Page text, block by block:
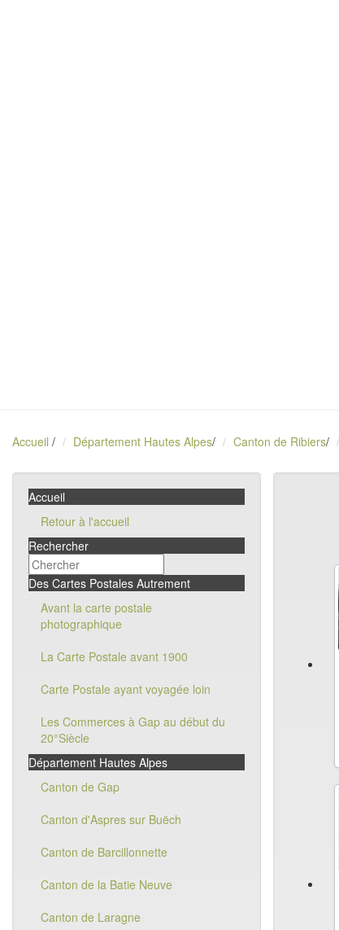
Accueil / Département Hautes Alpes/ Canton de Ribiers/
Accueil
Retour à l'accueil
Rechercher
Des Cartes Postales Autrement
Avant la carte postale
photographique
La Carte Postale avant 1900
Carte Postale ayant voyagée loin
Les Commerces à Gap au début du
20°Siècle
Département Hautes Alpes
Canton de Gap
Canton d'Aspres sur Buëch
Canton de Barcillonnette
Canton de la Batie Neuve
Canton de Laragne